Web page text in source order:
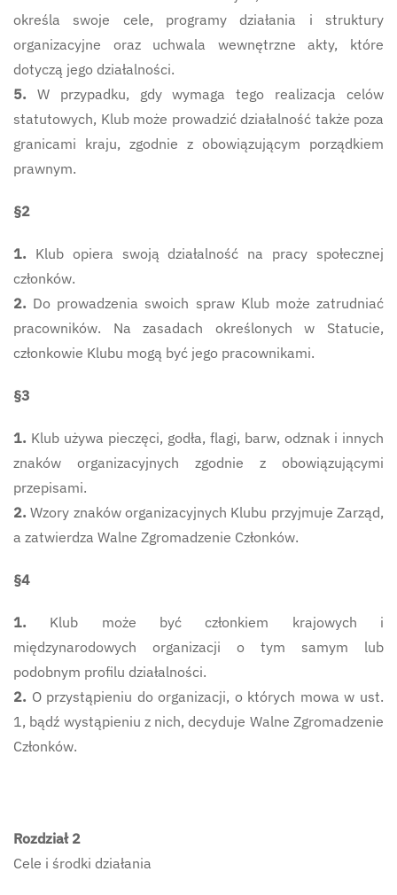
określa swoje cele, programy działania i struktury
organizacyjne oraz uchwala wewnętrzne akty, które
dotyczą jego działalności.
5.
W przypadku, gdy wymaga tego realizacja celów
statutowych, Klub może prowadzić działalność także poza
granicami kraju, zgodnie z obowiązującym porządkiem
prawnym.
§2
1. Klub opiera swoją działalność na pracy społecznej
członków.
2. Do prowadzenia swoich spraw Klub może zatrudniać
pracowników. Na zasadach określonych w Statucie,
członkowie Klubu mogą być jego pracownikami.
§3
1. Klub używa pieczęci, godła, flagi, barw, odznak i innych
znaków organizacyjnych zgodnie z obowiązującymi
przepisami.
2. Wzory znaków organizacyjnych Klubu przyjmuje Zarząd,
a zatwierdza Walne Zgromadzenie Członków.
§4
1.
Klub może być członkiem krajowych i
międzynarodowych organizacji o tym samym lub
podobnym profilu działalności.
2. O przystąpieniu do organizacji, o których mowa w ust.
1, bądź wystąpieniu z nich, decyduje Walne Zgromadzenie
Członków.
Rozdział 2
Cele i środki działania